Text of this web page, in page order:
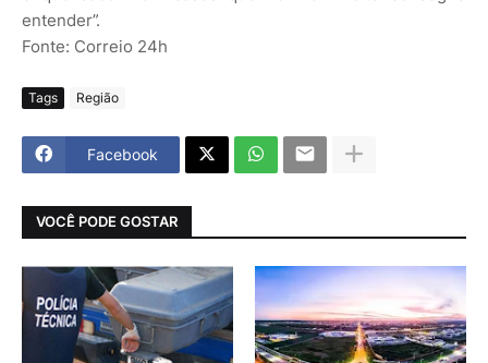
entender”.
Fonte: Correio 24h
Tags Região
Facebook
VOCÊ PODE GOSTAR